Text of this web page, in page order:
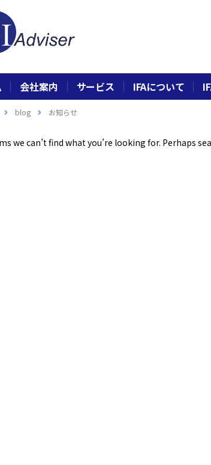
会社案内 サービス IFAについて
blog お知らせ
we can’t find what you’re looking for. Perhaps